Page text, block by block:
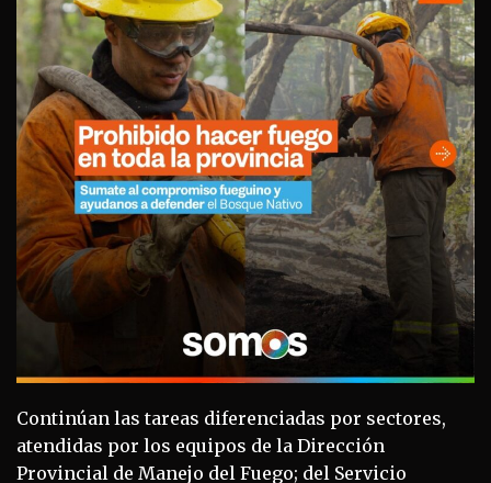
Continúan las tareas diferenciadas por sectores,
atendidas por los equipos de la Dirección
Provincial de Manejo del Fuego; del Servicio